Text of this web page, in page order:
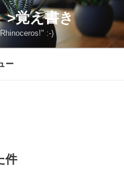
>覚え書き
:-)
ー
件